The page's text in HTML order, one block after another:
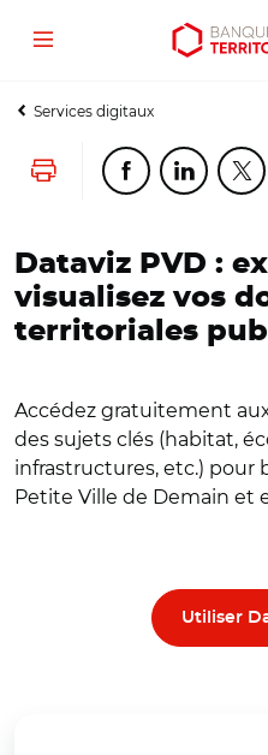
Aller
contenu
Aller
menu
Ouvrir
outils
Menu
Services digitaux
Lancer l'impression
Partager cette
Partager
Dataviz PVD :
visualisez vos
territoriales
Accédez gratuitement
des sujets clés (habitat,
infrastructures, etc.) pour
Petite Ville de Demain et
Utiliser